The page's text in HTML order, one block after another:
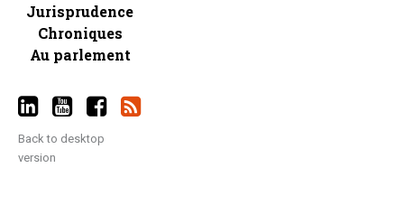
Jurisprudence
Chroniques
Au parlement
Back to desktop
version